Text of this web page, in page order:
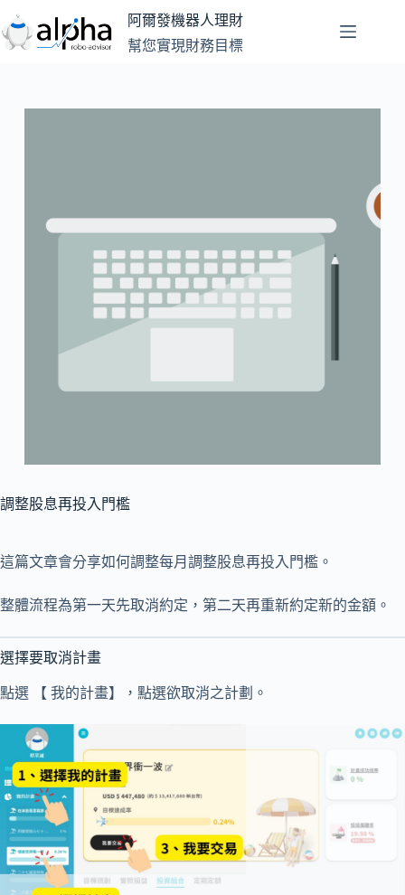
至
主
阿爾發機器人理財
幫您實現財務目標
調整股息再投入門檻
這篇文章會分享如何調整每月調整股息再投入門檻。
整體流程為第一天先取消約定，第二天再重新約定新的金額。
選擇要取消計畫
點選 【 我的計畫】，點選欲取消之計劃。